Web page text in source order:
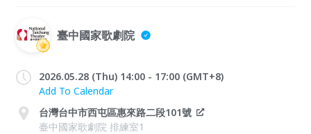
臺中國家歌劇院
2026.05.28 (Thu) 14:00 - 17:00 (GMT+8)
Add To Calendar
台灣台中市西屯區惠來路二段101號
臺中國家歌劇院 排練室1